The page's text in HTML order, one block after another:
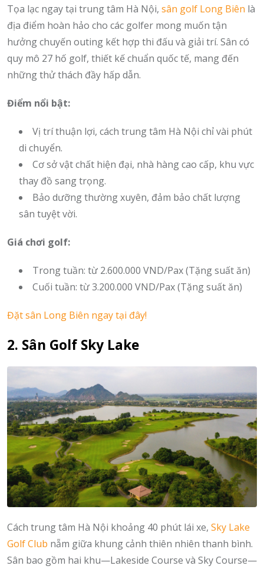
Tọa lạc ngay tại trung tâm Hà Nội, sân golf Long Biên là
địa điểm hoàn hảo cho các golfer mong muốn tận
hưởng chuyến outing kết hợp thi đấu và giải trí. Sân có
quy mô 27 hố golf, thiết kế chuẩn quốc tế, mang đến
những thử thách đầy hấp dẫn.
Điểm nổi bật:
Vị trí thuận lợi, cách trung tâm Hà Nội chỉ vài phút
di chuyển.
Cơ sở vật chất hiện đại, nhà hàng cao cấp, khu vực
thay đồ sang trọng.
Bảo dưỡng thường xuyên, đảm bảo chất lượng
sân tuyệt vời.
Giá chơi golf:
Trong tuần: từ 2.600.000 VND/Pax (Tặng suất ăn)
Cuối tuần: từ 3.200.000 VND/Pax (Tặng suất ăn)
Đặt sân Long Biên ngay tại đây!
2. Sân Golf Sky Lake
Cách trung tâm Hà Nội khoảng 40 phút lái xe, Sky Lake
Golf Club nẵm giữa khung cảnh thiên nhiên thanh bình.
Sân bao gồm hai khu—Lakeside Course và Sky Course—